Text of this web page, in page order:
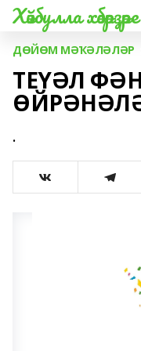
Хәйбулла хәбәрҙәре
ДӨЙӨМ МӘҠӘЛӘЛӘР
ТЕҮӘЛ
.